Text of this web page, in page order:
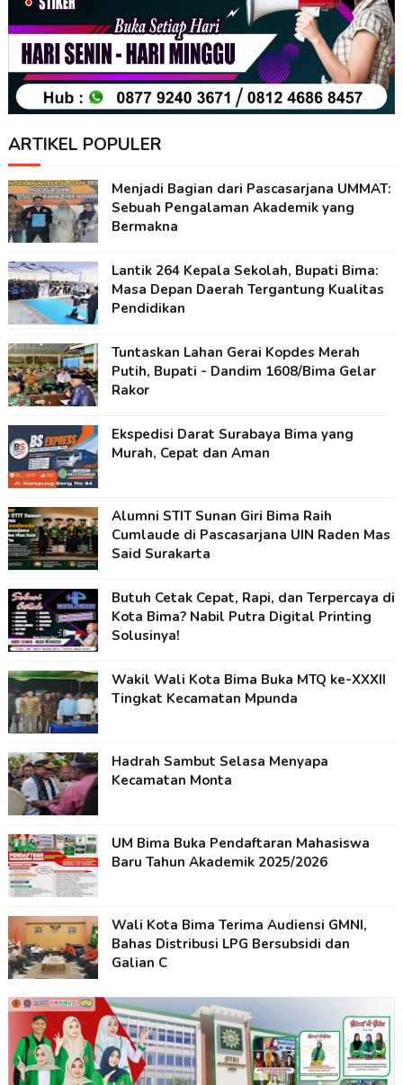
ARTIKEL POPULER
Menjadi Bagian dari Pascasarjana UMMAT:
Sebuah Pengalaman Akademik yang
Bermakna
Lantik 264 Kepala Sekolah, Bupati Bima:
Masa Depan Daerah Tergantung Kualitas
Pendidikan
Tuntaskan Lahan Gerai Kopdes Merah
Putih, Bupati - Dandim 1608/Bima Gelar
Rakor
Ekspedisi Darat Surabaya Bima yang
Murah, Cepat dan Aman
Alumni STIT Sunan Giri Bima Raih
Cumlaude di Pascasarjana UIN Raden Mas
Said Surakarta
Butuh Cetak Cepat, Rapi, dan Terpercaya di
Kota Bima? Nabil Putra Digital Printing
Solusinya!
Wakil Wali Kota Bima Buka MTQ ke-XXXII
Tingkat Kecamatan Mpunda
Hadrah Sambut Selasa Menyapa
Kecamatan Monta
UM Bima Buka Pendaftaran Mahasiswa
Baru Tahun Akademik 2025/2026
Wali Kota Bima Terima Audiensi GMNI,
Bahas Distribusi LPG Bersubsidi dan
Galian C